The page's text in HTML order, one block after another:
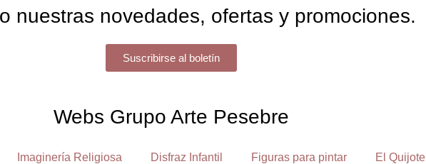
nuestras novedades, ofertas y promociones.
Suscribirse al boletín
Webs Grupo Arte Pesebre
Imaginería Religiosa Disfraz Infantil Figuras para pintar El Quijote